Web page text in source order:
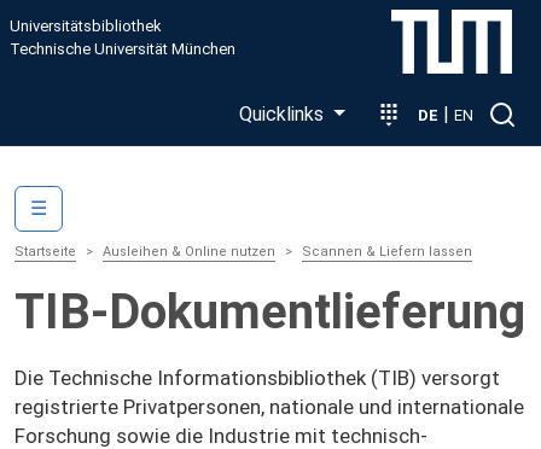
Direkt zum Inhalt
Universitätsbibliothek
Technische Universität München
Quicklinks DE | EN
Startseite Ausleihen & Online nutzen Scannen & Liefern lassen
TIB-Dokumentlieferung
Die Technische Informationsbibliothek (TIB) versorgt
registrierte Privatpersonen, nationale und internationale
Forschung sowie die Industrie mit technisch-
☰